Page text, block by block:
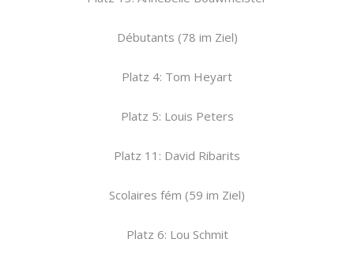
Débutants (78 im Ziel)
Platz 4: Tom Heyart
Platz 5: Louis Peters
Platz 11: David Ribarits
Scolaires fém (59 im Ziel)
Platz 6: Lou Schmit